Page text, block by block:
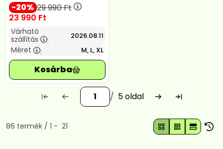
20 29 990Ft
23 990 Ft
Várható
szállítás
: 2026.08.11
Méret : M, L, XL
5
Összes termék a kategóriában
86 termék 1 21